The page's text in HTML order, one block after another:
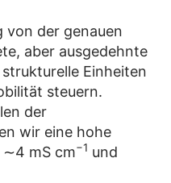
von der genauen
aber ausgedehnte
Einheiten
steuern.
der
wir eine hohe
∼4 mS cm−1 und